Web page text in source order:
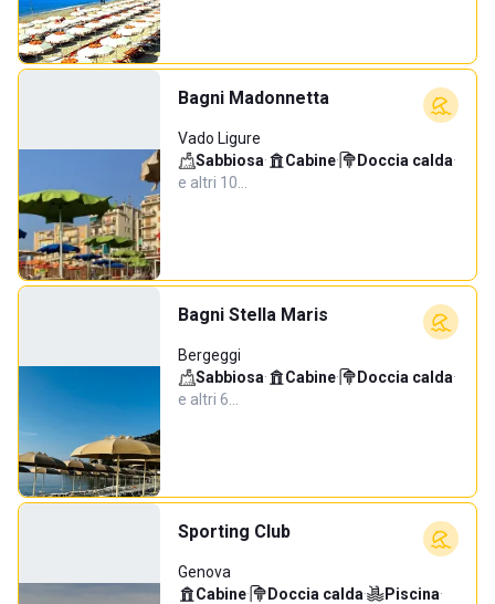
Bagni Madonnetta
Vado Ligure
Sabbiosa· Cabine· Doccia calda·
e altri 10…
Bagni Stella Maris
Bergeggi
Sabbiosa· Cabine· Doccia calda·
e altri 6…
Sporting Club
Genova
Cabine· Doccia calda· Piscina·